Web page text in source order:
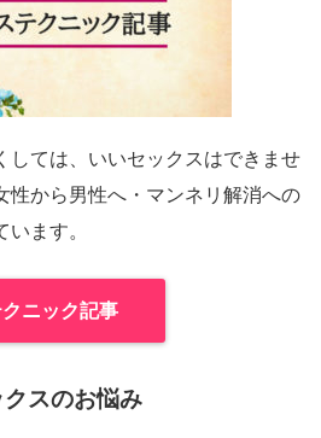
しては、いいセックスはできませ
性から男性へ・マンネリ解消への
ます。
クニック記事
クスのお悩み